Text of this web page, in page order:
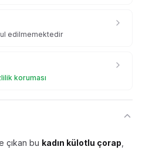
edilmemektedir
koruması
çıkan bu kadın külotlu çorap